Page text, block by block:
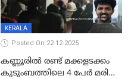
KERALA
Posted On 22-12-2025
കണ്ണൂരിൽ രണ്ട് മക്കളടക്കം
കുടുംബത്തിലെ 4 പേർ മരിച്ച